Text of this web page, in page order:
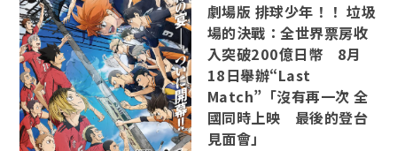
劇場版 排球少年！！ 垃圾
場的決戰：全世界票房收
入突破200億日幣 8月
18日舉辦“Last
Match”「沒有再一次 全
國同時上映 最後的登台
見面會」